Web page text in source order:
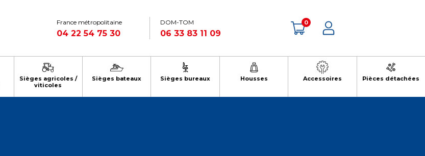
France métropolitaine
04 22 54 75 30
DOM-TOM
06 33 83 11 09
0
Sièges agricoles /
viticoles
Sièges bateaux Sièges bureaux Housses Accessoires Pièces détachées